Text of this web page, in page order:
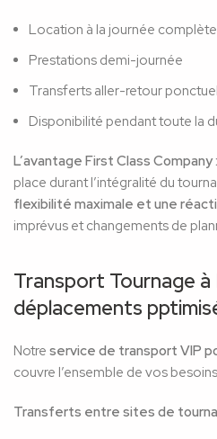
Location à la journée complète
Prestations demi-journée
Transferts aller-retour
Disponibilité pendant toute la
L’avantage First Class Company :
place durant l’intégralité du
flexibilité maximale et une
imprévus et changements de
Transport Tournage à
déplacements
Notre service de transport VIP
couvre l’ensemble de vos
Transferts entre sites de